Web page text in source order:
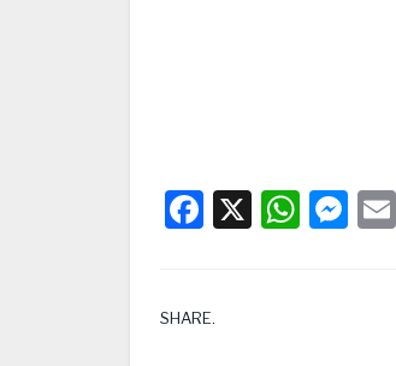
Facebook
X
SHARE.